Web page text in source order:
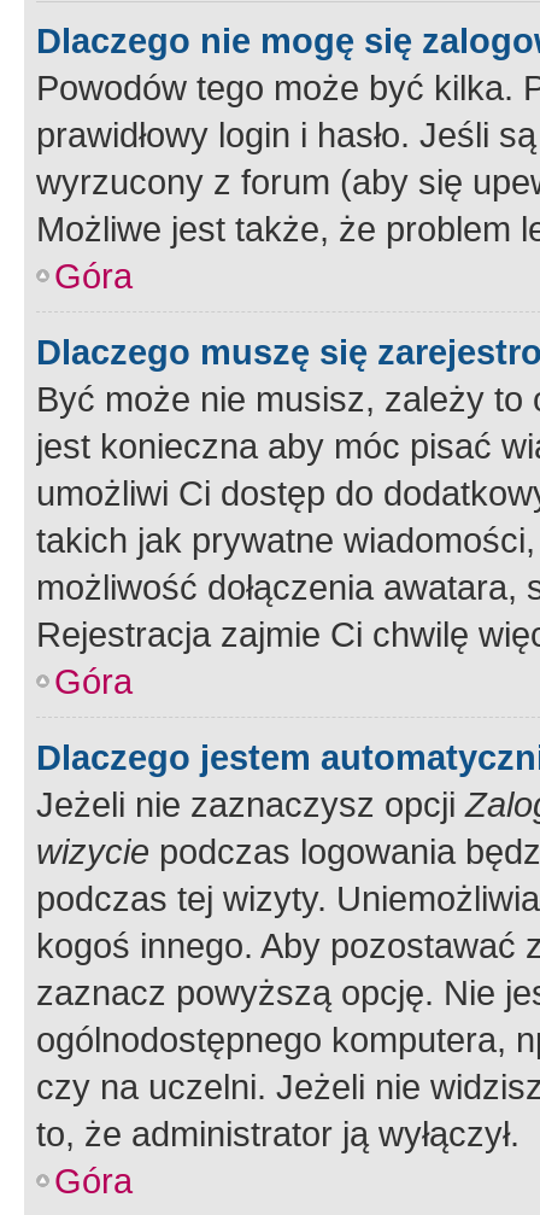
Dlaczego nie mogę się
Powodów tego może być kilka.
prawidłowy login i hasło. Jeśli
wyrzucony z forum (aby się
Możliwe jest także, że problem
Góra
Dlaczego muszę się
Być może nie musisz, zależy
jest konieczna aby móc pisać
umożliwi Ci dostęp do
takich jak prywatne
możliwość dołączenia
Rejestracja zajmie Ci chwilę
Góra
Dlaczego jestem
Jeżeli nie zaznaczysz opcji
wizycie podczas logowania
podczas tej wizyty.
kogoś innego. Aby pozostawać
zaznacz powyższą opcję. Nie
ogólnodostępnego komputera,
czy na uczelni. Jeżeli nie
to, że administrator ją wyłączył.
Góra